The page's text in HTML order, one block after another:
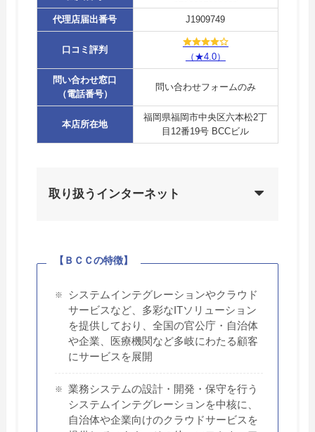
代理店届出番号 J1909749
口コミ評判
（★4.0）
問い合わせ窓口
（電話番号）
問い合わせフォームのみ
本店所在地
福岡県福岡市中央区六本松2丁
目12番19号 BCCビル
取り扱うインターネット
【ＢＣＣの特徴】
システムインテグレーションやクラウド
サービスなど、多彩なITソリューション
を提供しており、全国の官公庁・自治体
や企業、医療機関など多岐にわたる顧客
にサービスを展開
業務システムの設計・開発・保守を行う
システムインテグレーションを中核に、
自治体や企業向けのクラウドサービスを